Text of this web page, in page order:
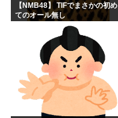
【NMB48】 TIFでまさかの初め
てのオール無し